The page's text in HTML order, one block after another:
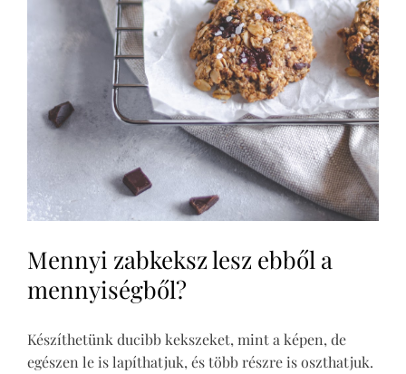
Mennyi zabkeksz lesz ebből a
mennyiségből?
Készíthetünk ducibb kekszeket, mint a képen, de
egészen le is lapíthatjuk, és több részre is oszthatjuk.